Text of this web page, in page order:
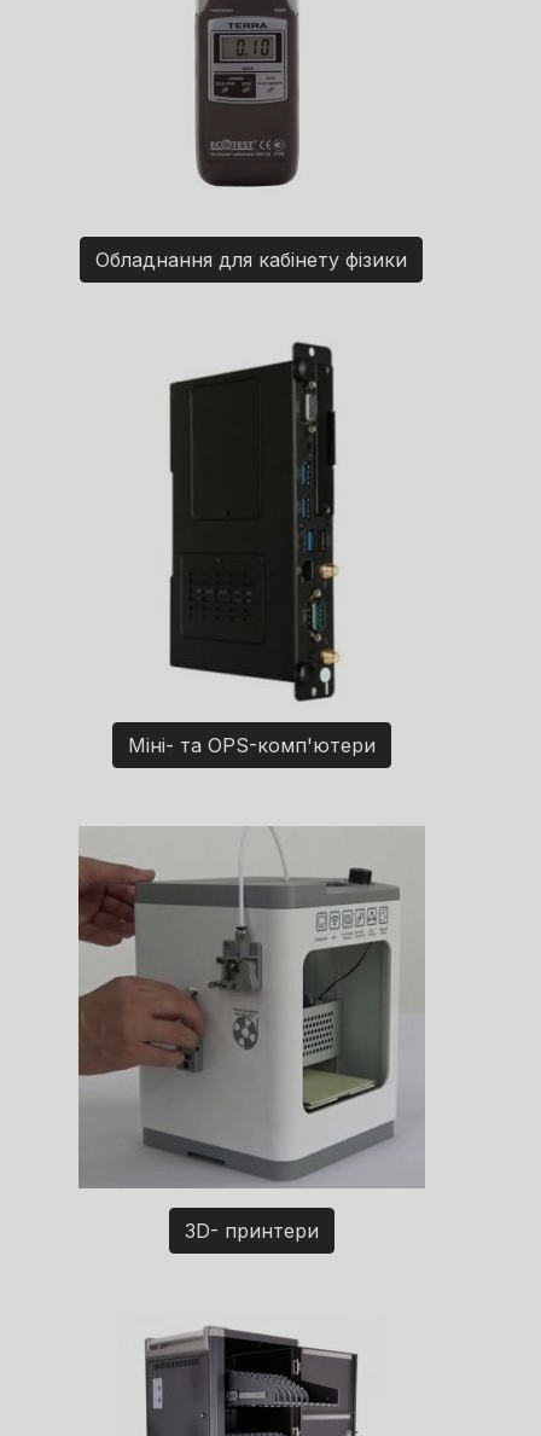
Обладнання для кабінету фізики
Міні- та OPS-комп'ютери
3D- принтери